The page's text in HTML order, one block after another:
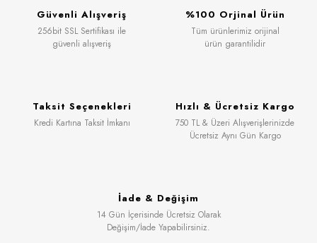
Güvenli Alışveriş
256bit SSL Sertifikası ile
güvenli alışveriş
%100 Orjinal Ürün
Tüm ürünlerimiz orijinal
ürün garantilidir
Taksit Seçenekleri
Kredi Kartına Taksit İmkanı
Hızlı & Ücretsiz Kargo
750 TL & Üzeri Alışverişlerinizde
Ücretsiz Aynı Gün Kargo
İade & Değişim
14 Gün İçerisinde Ücretsiz Olarak
Değişim/İade Yapabilirsiniz.